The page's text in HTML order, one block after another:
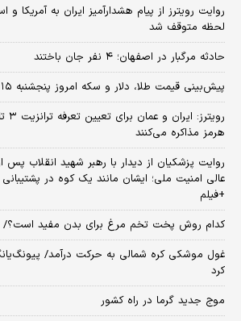
روایت رویترز از پیام هشدارآمیز ایران به آمریکا
لحظه متوقف شد
حادثه مرگبار در اصفهان؛ ۴ نفر جان باختند
پیش‌بینی قیمت طلا، دلار و سکه امروز پنجشنبه ۱۵ مرداد ۱۴۰۵
هرمز مذاکره می‌کنند
روایت پزشکیان از دیدار با رهبر شهید انقلاب پس
عالی امنیت ملی؛ ایشان مانند یک کوه در
+فیلم
کدام روش پخت تخم مرغ برای بدن مفید است؟/
غول موشکی کره شمالی به حرکت درآمد/
کرد
موج جدید گرما در راه کشور